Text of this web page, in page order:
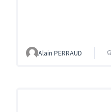
Alain PERRAUD